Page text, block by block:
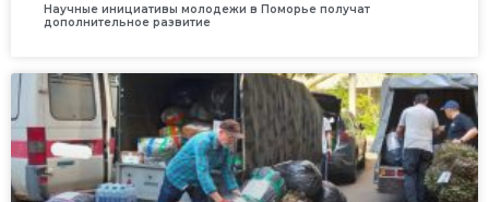
Научные инициативы молодежи в Поморье получат
дополнительное развитие